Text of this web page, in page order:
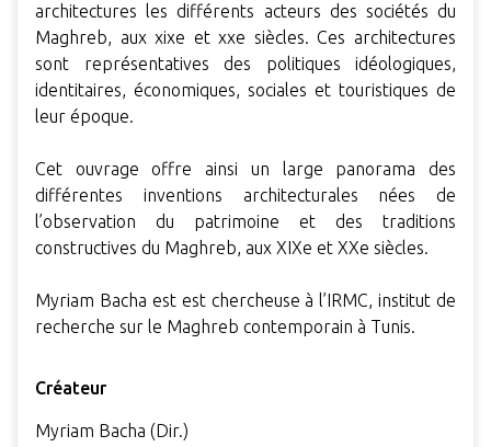
architectures les différents acteurs des sociétés du
Maghreb, aux xixe et xxe siècles. Ces architectures
sont représentatives des politiques idéologiques,
identitaires, économiques, sociales et touristiques de
leur époque.
Cet ouvrage offre ainsi un large panorama des
différentes inventions architecturales nées de
l’observation du patrimoine et des traditions
constructives du Maghreb, aux XIXe et XXe siècles.
Myriam Bacha est est chercheuse à l’IRMC, institut de
recherche sur le Maghreb contemporain à Tunis.
Créateur
Myriam Bacha (Dir.)